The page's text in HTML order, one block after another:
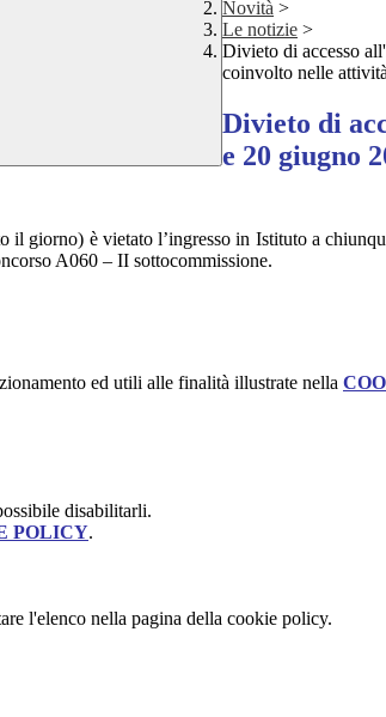
Novità >
Le notizie >
Divieto di accesso
coinvolto nelle
Divieto di
e 20 giugno
è vietato l’ingresso in Istituto a
A060 – II sottocommissione.
ed utili alle finalità illustrate nella
disabilitarli.
POLICY.
l'elenco nella pagina della cookie policy.